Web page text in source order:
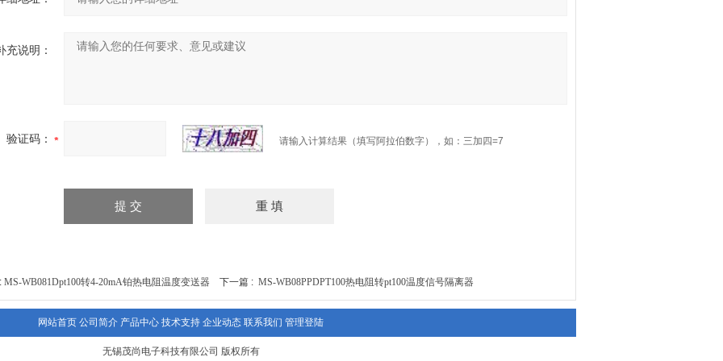
充说明：
验证码： 请输入计算结果（填写阿拉伯数字），如：三加四=7
MS-WB081Dpt100转4-20mA铂热电阻温度变送器 下一篇 : MS-WB08PPDPT100热电阻转pt100温度信号隔离器
网站首页 公司简介 产品中心 技术支持 企业动态 联系我们 管理登陆
无锡茂尚电子科技有限公司 版权所有